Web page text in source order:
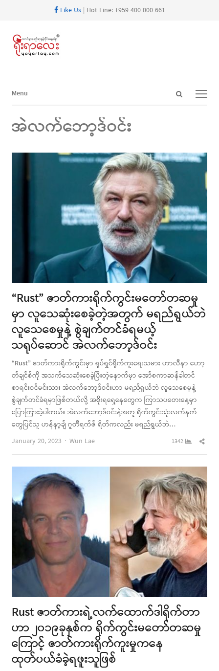
Like Us| Hot Line: +959 400 000 661
Open
Menu
Menu
အဲလက်ဘော့ဒ်ဝင်း
“Rust” ဇာတ်ကားရိုက်ကွင်းမတော်တဆမှု
မှာ လူသေဆုံးစေခဲ့တဲ့အတွက် မရည်ရွယ်ဘဲ
လူသေစေမှုနဲ့ စွဲချက်တင်ခံရမယ့်
သရုပ်ဆောင် အဲလက်ဘော့ဒ်ဝင်း
“Rust” ဇာတ်ကားရိုက်ကွင်းမှာ ရုပ်ရှင်ရိုက်ကူးရေးသမား ဟာလီနာ ဟော့
တ်ချင်စ်ကို အသက်သေဆုံးစေခဲ့ပြီးတဲ့နောက်မှာ အော်စကာဆန်ခါတင်
စာရင်းဝင်မင်းသား အဲလက်ဘော့ဒ်ဝင်းဟာ မရည်ရွယ်ဘဲ လူသေစေမှုနဲ့
စွဲချက်တင်ခံရမှာဖြစ်တယ်လို့ အစိုးရရှေ့နေတွေက ကြာသပတေးနေ့မှာ
ပြောကြားခဲ့ပါတယ်။ အဲလက်ဘော့ဒ်ဝင်းနဲ့အတူ ရိုက်ကွင်းသုံးလက်နက်
တွေပြင်သူ ဟန်နာ့ချ် ဂူတီရက်ဇ် ရိတ်ကလည်း မရည်ရွယ်ဘဲ…
January 20, 2023
Author
Wun Lae 1342
Rust ဇာတ်ကားရဲ့လက်ထောက်ဒါရိုက်တာ
ဟာ ၂၀၁၉ခုနှစ်က ရိုက်ကွင်းမတော်တဆမှု
ကြောင့် ဇာတ်ကားရိုက်ကူးမှုကနေ
ထုတ်ပယ်ခံခဲ့ရဖူးသူဖြစ်